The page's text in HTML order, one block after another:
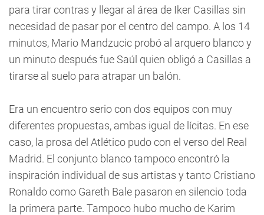
para tirar contras y llegar al área de Iker Casillas sin
necesidad de pasar por el centro del campo. A los 14
minutos, Mario Mandzucic probó al arquero blanco y
un minuto después fue Saúl quien obligó a Casillas a
tirarse al suelo para atrapar un balón.
Era un encuentro serio con dos equipos con muy
diferentes propuestas, ambas igual de lícitas. En ese
caso, la prosa del Atlético pudo con el verso del Real
Madrid. El conjunto blanco tampoco encontró la
inspiración individual de sus artistas y tanto Cristiano
Ronaldo como Gareth Bale pasaron en silencio toda
la primera parte. Tampoco hubo mucho de Karim